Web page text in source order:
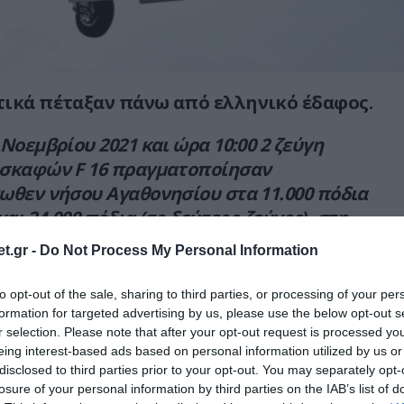
- Do Not Process My Personal Information
opt-out of the sale, sharing to third parties, or processing of your
for targeted advertising by us, please use the below opt-out
selection. Please note that after your opt-out request is processed
interest-based ads based on personal information utilized by us
to third parties prior to your opt-out. You may separately
of your personal information by third parties on the IAB’s list of
πέταξαν πάνω από ελληνικό έδαφος.
2021 και ώρα 10:00 2 ζεύγη
F 16 πραγματοποίησαν
νήσου Αγαθονησίου στα 11.000 πόδια
24.000 πόδια (το δεύτερο ζεύγος), στη
το ένα από τα δύο ζεύγη τουρκικών
νήσων Ανθρωποφάγων στα 28.000 πόδια.»
το βορειότερο νησί του Δωδεκανησιακού
βρίσκεται πολύ κοντά στη Σάμο και έχει 185
την απογραφή του 2011.